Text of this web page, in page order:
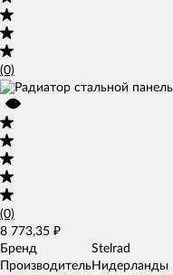
(0)
(0)
8 773,35 ₽
Бренд
Stelrad
ПроизводительНидерланды